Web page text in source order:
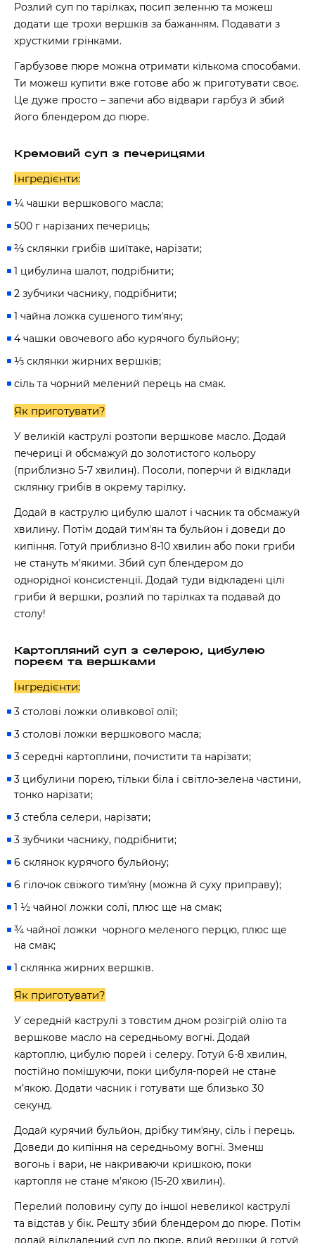
Розлий суп по тарілках, посип зеленню та можеш
додати ще трохи вершків за бажанням. Подавати з
хрусткими грінками.
Гарбузове пюре можна отримати кількома способами.
Ти можеш купити вже готове або ж приготувати своє.
Це дуже просто – запечи або відвари гарбуз й збий
його блендером до пюре.
Кремовий суп з печерицями
Інгредієнти:
¼ чашки вершкового масла;
500 г нарізаних печериць;
⅔ склянки грибів шиїтаке, нарізати;
1 цибулина шалот, подрібнити;
2 зубчики часнику, подрібнити;
1 чайна ложка сушеного тимʼяну;
4 чашки овочевого або курячого бульйону;
⅓ склянки жирних вершків;
сіль та чорний мелений перець на смак.
Як приготувати?
У великій каструлі розтопи вершкове масло. Додай
печериці й обсмажуй до золотистого кольору
(приблизно 5-7 хвилин). Посоли, поперчи й відклади
склянку грибів в окрему тарілку.
Додай в каструлю цибулю шалот і часник та обсмажуй
хвилину. Потім додай тимʼян та бульйон і доведи до
кипіння. Готуй приблизно 8-10 хвилин або поки гриби
не стануть м’якими. Збий суп блендером до
однорідної консистенції. Додай туди відкладені цілі
гриби й вершки, розлий по тарілках та подавай до
столу!
Картопляний суп з селерою, цибулею
пореєм та вершками
Інгредієнти:
3 столові ложки оливкової олії;
3 столові ложки вершкового масла;
3 середні картоплини, почистити та нарізати;
3 цибулини порею, тільки біла і світло-зелена частини,
тонко нарізати;
3 стебла селери, нарізати;
3 зубчики часнику, подрібнити;
6 склянок курячого бульйону;
6 гілочок свіжого тимʼяну (можна й суху приправу);
1 ½ чайної ложки солі, плюс ще на смак;
¾ чайної ложки чорного меленого перцю, плюс ще
на смак;
1 склянка жирних вершків.
Як приготувати?
У середній каструлі з товстим дном розігрій олію та
вершкове масло на середньому вогні. Додай
картоплю, цибулю порей і селеру. Готуй 6-8 хвилин,
постійно помішуючи, поки цибуля-порей не стане
м’якою. Додати часник і готувати ще близько 30
секунд.
Додай курячий бульйон, дрібку тимʼяну, сіль і перець.
Доведи до кипіння на середньому вогні. Зменш
вогонь і вари, не накриваючи кришкою, поки
картопля не стане м’якою (15-20 хвилин).
Перелий половину супу до іншої невеликої каструлі
та відстав у бік. Решту збий блендером до пюре. Потім
додай відкладений суп до пюре, влий вершки й готуй